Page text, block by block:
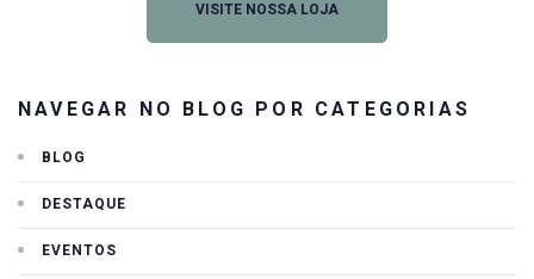
VISITE NOSSA LOJA
NAVEGAR NO BLOG POR CATEGORIAS
BLOG
DESTAQUE
EVENTOS